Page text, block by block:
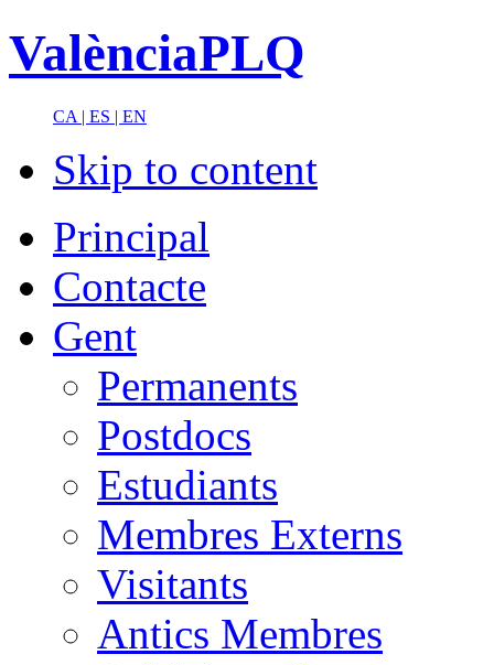
ValènciaPLQ
CA | ES | EN
Skip to content
Principal
Contacte
Gent
Permanents
Postdocs
Estudiants
Membres Externs
Visitants
Antics Membres